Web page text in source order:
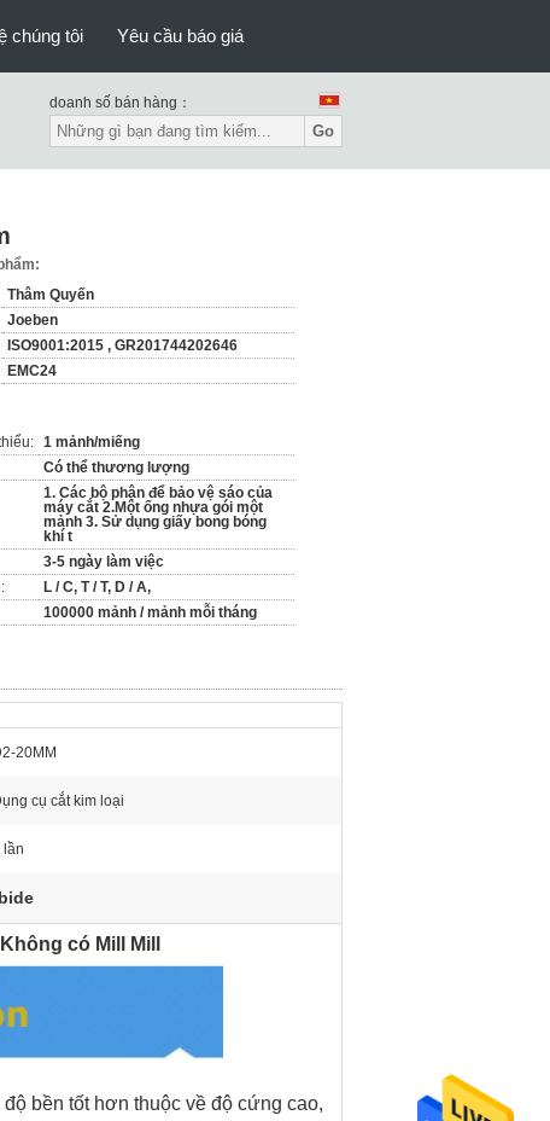
chúng tôi Yêu cầu báo giá
doanh số bán hàng：
Go
Thâm Quyến
Joeben
ISO9001:2015 , GR201744202646
EMC24
1 mảnh/miếng
Có thể thương lượng
1. Các bộ phận để bảo vệ sáo của
máy cắt 2.Một ống nhựa gói một
mảnh 3. Sử dụng giấy bong bóng
khí t
3-5 ngày làm việc
L / C, T / T, D / A,
100000 mảnh / mảnh mỗi tháng
20MM
cụ cắt kim loại
lần
có Mill Mill
bền tốt hơn thuộc về độ cứng cao,